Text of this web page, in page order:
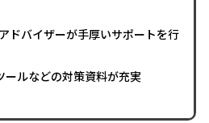
ドバイザーが手厚いサポートを行
ールなどの対策資料が充実